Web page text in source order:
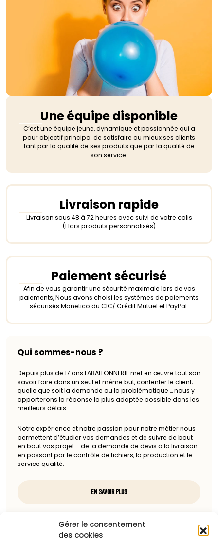
Gérer le consentement
des cookies
Une équipe disponible
C’est une équipe jeune, dynamique et passionnée qui a
pour objectif principal de satisfaire au mieux ses clients
tant par la qualité de ses produits que par la qualité de
son service.
Livraison rapide
Livraison sous 48 à 72 heures avec suivi de votre colis
(Hors produits personnalisés)
Paiement sécurisé
Afin de vous garantir une sécurité maximale lors de vos
paiements, Nous avons choisi les systèmes de paiements
sécurisés Monetico du CIC/ Crédit Mutuel et PayPal.
Qui sommes-nous ?
Depuis plus de 17 ans LABALLONNERIE met en œuvre tout son
savoir faire dans un seul et même but, contenter le client,
quelle que soit la demande ou la problématique … nous y
apporterons la réponse la plus adaptée possible dans les
meilleurs délais.
Notre expérience et notre passion pour notre métier nous
permettent d’étudier vos demandes et de suivre de bout
en bout vos projet – de la demande de devis à la livraison
en passant par le contrôle de fichiers, la production et le
service qualité.
EN SAVOIR PLUS
Nous contacter